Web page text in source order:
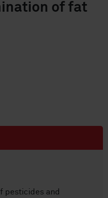
of fat
pesticides and